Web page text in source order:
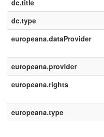
dc.title
dc.type
europeana.dataProvider
europeana.provider
europeana.rights
europeana.type